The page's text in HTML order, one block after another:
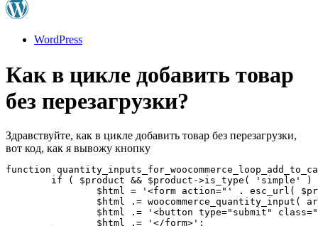
WordPress
Как в цикле добавить товар
без перезагрузки?
Здравствуйте, как в цикле добавить товар без перезагрузки,
вот код, как я вывожу кнопку
function